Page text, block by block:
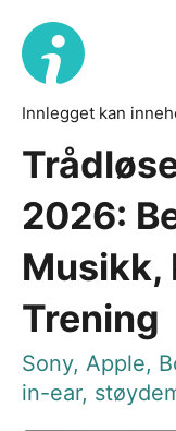
Innlegget kan
2026:
Musikk,
Trening
Sony, Apple,
in-ear,